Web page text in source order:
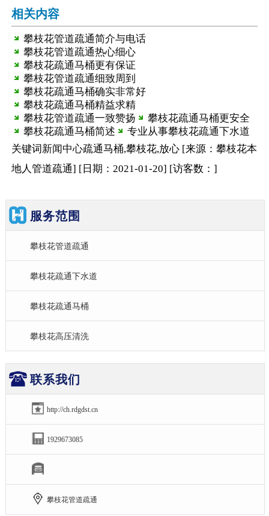
相关内容
攀枝花管道疏通简介与电话
攀枝花管道疏通热心细心
攀枝花疏通马桶更有保证
攀枝花管道疏通细致周到
攀枝花疏通马桶确实非常好
攀枝花疏通马桶精益求精
攀枝花管道疏通一致赞扬
攀枝花疏通马桶更安全
攀枝花疏通马桶简述
专业从事攀枝花疏通下水道
关键词 新闻中心疏通马桶,攀枝花,放心 [来源：攀枝花本
地人管道疏通] [日期：2021-01-20] [访客数： ]
服务范围
攀枝花管道疏通
攀枝花疏通下水道
攀枝花疏通马桶
攀枝花高压清洗
联系我们
http://ch.rdgdst.cn
1929673085
攀枝花管道疏通